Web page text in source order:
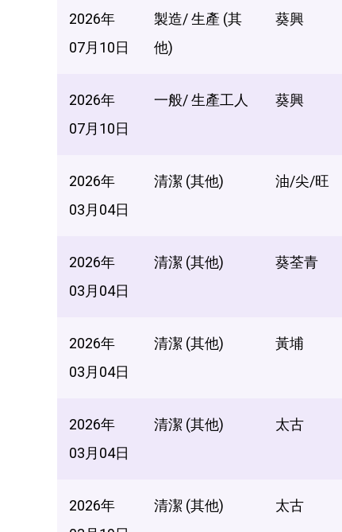
2026年
07月10日
製造/ 生產 (其
他)
葵興
2026年
07月10日
一般/ 生產工人 葵興
2026年
03月04日
清潔 (其他) 油/尖/旺
2026年
03月04日
清潔 (其他) 葵荃青
2026年
03月04日
清潔 (其他) 黃埔
2026年
03月04日
清潔 (其他) 太古
2026年
清潔 (其他) 太古